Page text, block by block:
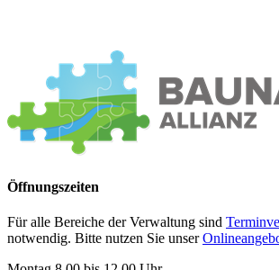
Öffnungszeiten
Für alle Bereiche der Verwaltung sind
notwendig. Bitte nutzen Sie unser